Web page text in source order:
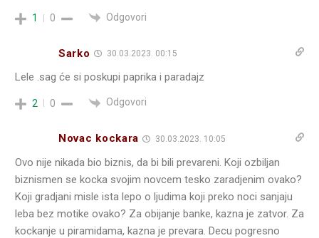
1 0 Odgovori
Sarko 30.03.2023. 00:15
Lele .sag će si poskupi paprika i paradajz
2 0 Odgovori
Novac kockara 30.03.2023. 10:05
Ovo nije nikada bio biznis, da bi bili prevareni. Koji ozbiljan
biznismen se kocka svojim novcem tesko zaradjenim ovako?
Koji gradjani misle ista lepo o ljudima koji preko noci sanjaju
leba bez motike ovako? Za obijanje banke, kazna je zatvor. Za
kockanje u piramidama, kazna je prevara. Decu pogresno